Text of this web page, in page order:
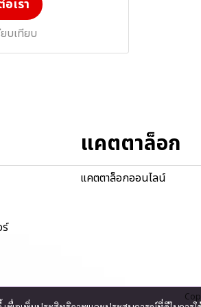
เรา
บเทียบ
แคตตาล็อก
แคตตาล็อกออนไลน์